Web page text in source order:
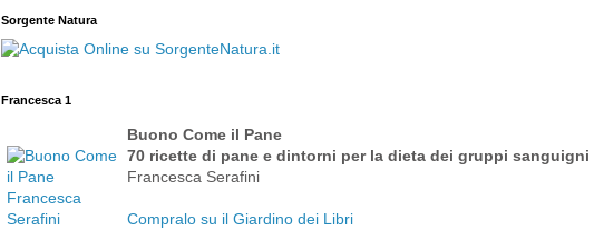
Sorgente Natura
Francesca 1
Buono Come il Pane
70 ricette di pane e dintorni per la dieta dei gruppi sanguigni
Francesca Serafini
Compralo su il Giardino dei Libri